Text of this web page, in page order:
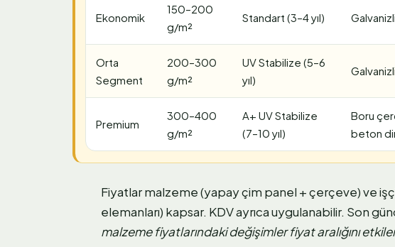
Ekonomik
150–200
g/m²
Standart (3–4 yıl)
Orta
Segment
200–300
g/m²
UV Stabilize (5–6
yıl)
Premium
300–400
g/m²
A+ UV Stabilize
(7–10 yıl)
Boru
beton
Fiyatlar malzeme (yapay çim panel + çerçeve) ve
elemanları) kapsar. KDV ayrıca uygulanabilir. Son
malzeme fiyatlarındaki değişimler fiyat aralığını